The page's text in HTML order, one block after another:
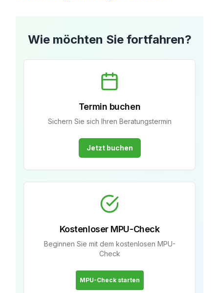
Wie möchten Sie fortfahren?
Termin buchen
Sichern Sie sich Ihren Beratungstermin
Jetzt buchen
Kostenloser MPU-Check
Beginnen Sie mit dem kostenlosen MPU-
Check
MPU-Check starten